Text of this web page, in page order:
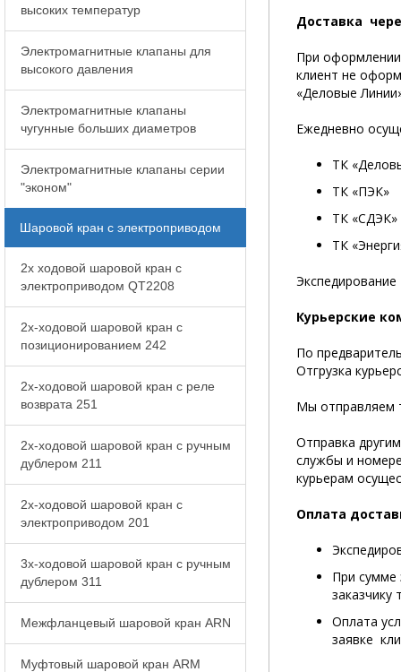
Доставка
При
клиент не
«Деловые
Ежедневно
ТК
ТК «ПЭК»
ТК «СДЭК»
ТК
Курьерские
По
Отгрузка
Мы отправляем
Отправка
службы и
курьерам
Оплата
При сумме
Оплата
заявке
высоких температур
Электромагнитные клапаны для
высокого давления
Электромагнитные клапаны
чугунные больших диаметров
Электромагнитные клапаны серии
"эконом"
Шаровой кран с электроприводом
2x ходовой шаровой кран с
электроприводом QT2208
2x-ходовой шаровой кран с
позиционированием 242
2x-ходовой шаровой кран с реле
возврата 251
2x-ходовой шаровой кран с ручным
дублером 211
2x-ходовой шаровой кран с
электроприводом 201
3x-ходовой шаровой кран с ручным
дублером 311
Межфланцевый шаровой кран ARN
Муфтовый шаровой кран ARM